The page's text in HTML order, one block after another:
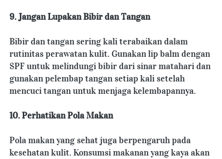
9. Jangan Lupakan Bibir dan Tangan
Bibir dan tangan sering kali terabaikan dalam
rutinitas perawatan kulit. Gunakan lip balm dengan
SPF untuk melindungi bibir dari sinar matahari dan
gunakan pelembap tangan setiap kali setelah
mencuci tangan untuk menjaga kelembapannya.
10. Perhatikan Pola Makan
Pola makan yang sehat juga berpengaruh pada
kesehatan kulit. Konsumsi makanan yang kaya akan